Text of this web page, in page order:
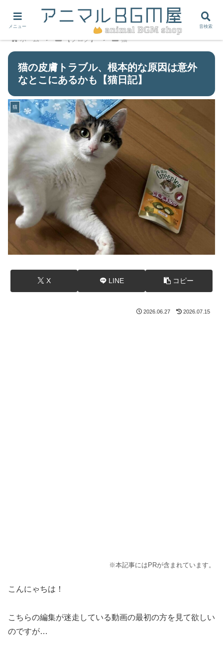
ホーム 【ブログ】 猫
猫の皮膚トラブル、根本的な原因は意外
なとこにあるかも【猫日記】
猫
X LINE コピー
2026.06.27 2026.07.15
※本記事にはPRが含まれています。
こんにゃちは！
こちらの編集が迷走している動画の最初の方を見て欲しい
のですが…
メニュー 音検索